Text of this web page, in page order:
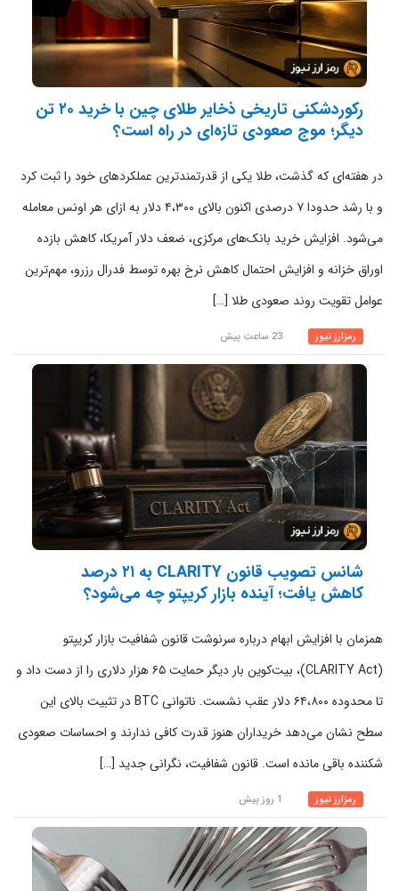
رکوردشکنی تاریخی ذخایر طلای چین با خرید ۲۰ تن
دیگر؛ موج صعودی تازه‌ای در راه است؟
در هفته‌ای که گذشت، طلا یکی از قدرتمندترین عملکردهای خود را ثبت کرد
و با رشد حدودا ۷ درصدی اکنون بالای ۴،۳۰۰ دلار به ازای هر اونس معامله
می‌شود. افزایش خرید بانک‌های مرکزی، ضعف دلار آمریکا، کاهش بازده
اوراق خزانه و افزایش احتمال کاهش نرخ بهره توسط فدرال رزرو، مهم‌ترین
عوامل تقویت روند صعودی طلا […]
رمزارز نیوز 23 ساعت پیش
شانس تصویب قانون CLARITY به ۲۱ درصد
کاهش یافت؛ آینده بازار کریپتو چه می‌شود؟
همزمان با افزایش ابهام درباره سرنوشت قانون شفافیت بازار کریپتو
(CLARITY Act)، بیت‌کوین بار دیگر حمایت ۶۵ هزار دلاری را از دست داد و
تا محدوده ۶۴،۸۰۰ دلار عقب نشست. ناتوانی BTC در تثبیت بالای این
سطح نشان می‌دهد خریداران هنوز قدرت کافی ندارند و احساسات صعودی
شکننده باقی مانده است. قانون شفافیت، نگرانی جدید […]
رمزارز نیوز 1 روز پیش